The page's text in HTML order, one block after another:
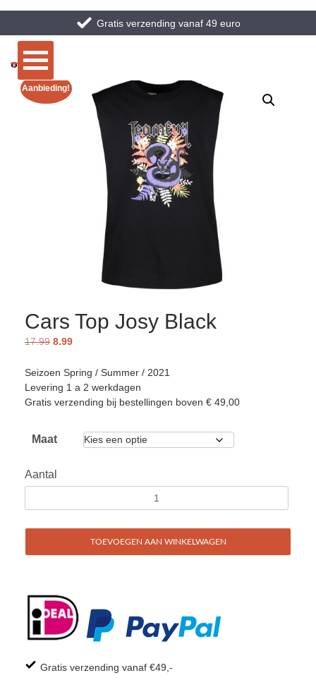
Gratis verzending vanaf 49 euro
Aanbieding!
Cars Top Josy Black
17.99 8.99
Seizoen Spring / Summer / 2021
Levering 1 a 2 werkdagen
Gratis verzending bij bestellingen boven € 49,00
Maat
Aantal
TOEVOEGEN AAN WINKELWAGEN
Gratis verzending vanaf €49,-